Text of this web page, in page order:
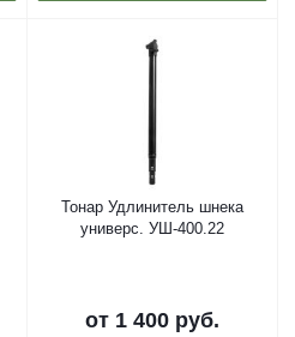
Тонар Удлинитель шнека
универс. УШ-400.22
от 1 400 руб.